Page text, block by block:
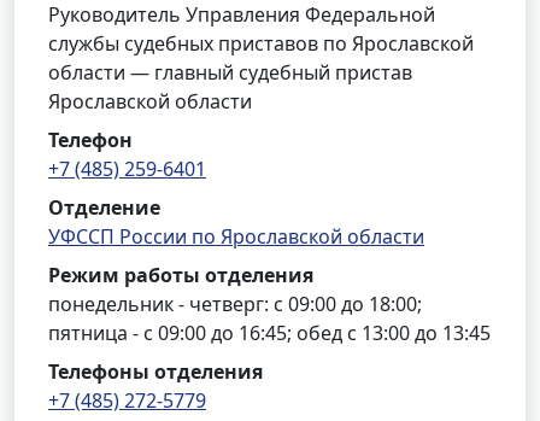
Руководитель Управления Федеральной
службы судебных приставов по Ярославской
области — главный судебный пристав
Ярославской области
Телефон
+7 (485) 259-6401
Отделение
УФССП России по Ярославской области
Режим работы отделения
понедельник - четверг: с 09:00 до 18:00;
пятница - с 09:00 до 16:45; обед с 13:00 до 13:45
Телефоны отделения
+7 (485) 272-5779